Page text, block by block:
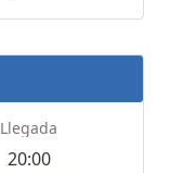
Llegada
20:00